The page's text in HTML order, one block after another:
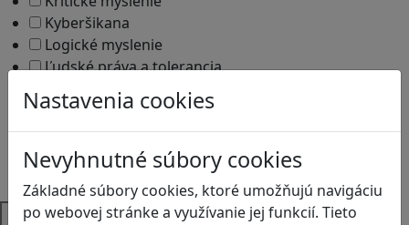
Nastavenia cookies
Nevyhnutné súbory cookies
Základné súbory cookies, ktoré umožňujú navigáciu
po webovej stránke a využívanie jej funkcií. Tieto
Kyberšikana
Logické myslenie
Ľudské práva a tolerancia
Motorika a koncentrácia
Programovanie/Technika
Sociálne zručnosti a kooperácia
Strategické myslenie
Zdravie a pohyb
Platformy